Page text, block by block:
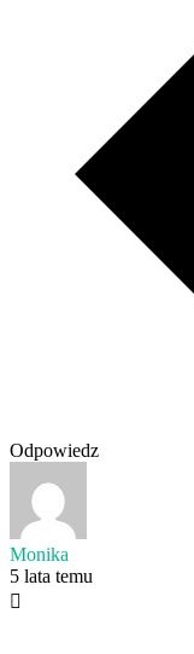
Odpowiedz
Monika
5 lata temu